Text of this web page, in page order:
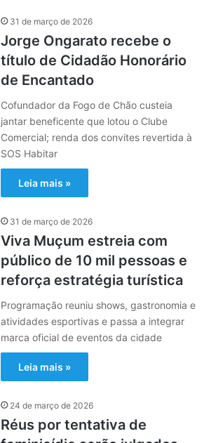
31 de março de 2026
Jorge Ongarato recebe o
título de Cidadão Honorário
de Encantado
Cofundador da Fogo de Chão custeia
jantar beneficente que lotou o Clube
Comercial; renda dos convites revertida à
SOS Habitar
Leia mais »
31 de março de 2026
Viva Muçum estreia com
público de 10 mil pessoas e
reforça estratégia turística
Programação reuniu shows, gastronomia e
atividades esportivas e passa a integrar
marca oficial de eventos da cidade
Leia mais »
24 de março de 2026
Réus por tentativa de